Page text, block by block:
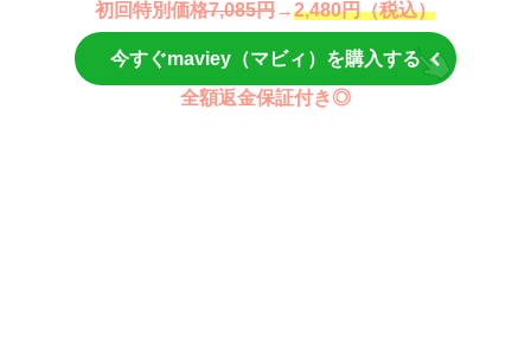
初回特別価格7,085円→2,480円（税込）
今すぐmaviey（マビィ）を購入する
全額返金保証付き◎